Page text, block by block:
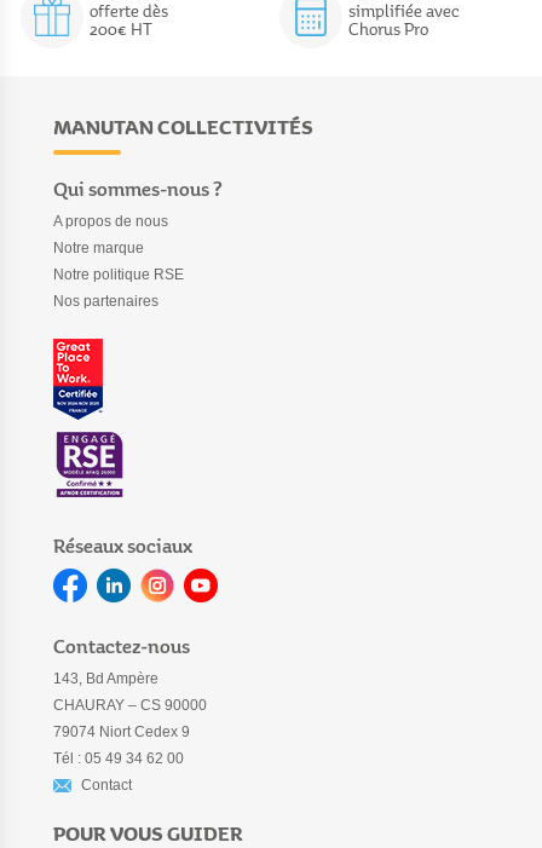
offerte dès
200€ HT
simplifiée avec
Chorus Pro
MANUTAN COLLECTIVITÉS
Qui sommes-nous ?
A propos de nous
Notre marque
Notre politique RSE
Nos partenaires
Réseaux sociaux
Contactez-nous
143, Bd Ampère
CHAURAY – CS 90000
79074 Niort Cedex 9
Tél : 05 49 34 62 00
Contact
POUR VOUS GUIDER